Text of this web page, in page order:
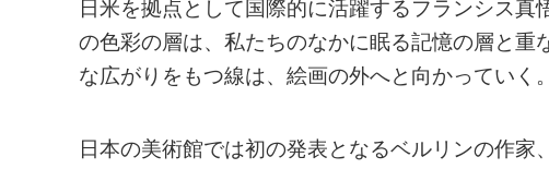
日米を拠点として国際的に活躍するフランシス
の色彩の層は、私たちのなかに眠る記憶の層と重
な広がりをもつ線は、絵画の外へと向かっていく
日本の美術館では初の発表となるベルリンの作